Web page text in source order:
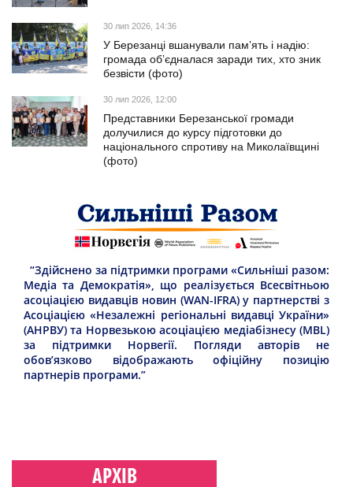
30 лип 2026, 14:36
У Березанці вшанували пам’ять і надію:
громада об’єдналася заради тих, хто зник
безвісти (фото)
30 лип 2026, 12:00
Представники Березанської громади
долучилися до курсу підготовки до
національного спротиву на Миколаївщині
(фото)
“Здійснено за підтримки програми «Сильніші разом:
Медіа та Демократія», що реалізується Всесвітньою
асоціацією видавців новин (WAN-IFRA) у партнерстві з
Асоціацією «Незалежні регіональні видавці України»
(АНРВУ) та Норвезькою асоціацією медіабізнесу (MBL)
за підтримки Норвегії. Погляди авторів не
обов’язково відображають офіційну позицію
партнерів програми.”
АРХІВ